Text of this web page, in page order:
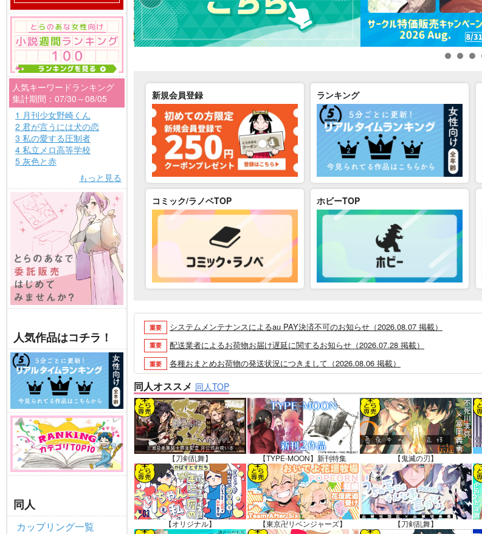
人気キーワードランキング
集計期間：07/30～08/05
1 月刊少女野崎くん
2 君が言うには犬の恋
3 私の愛する圧制者
4 私立メロ高等学校
5 灰色と赤
もっと見る
人気作品はコチラ！
同人
カップリング一覧
新規会員登録 ランキング
コミック/ラノベTOP ホビーTOP
重要 システムメンテナンスによるau PAY決済不可のお知らせ（2026.08.07 掲載）
重要 配送業者によるお荷物お届け遅延に関するお知らせ（2026.07.28 掲載）
重要 各種おまとめお荷物の発送状況につきまして（2026.08.06 掲載）
重要 【2026/5/7より】再販投票システム・アップデートのお知らせ（2026.05.07 掲載）
重要 【2026/4/1より】とらのあなプレミアム、新支払い方法＆新プラン導入のお知らせ（
重要 おまとめサイクル「定期便(月2)」一般会員様の利用再開のお知らせ（2026.02.05 掲載）
重要 「とらのあな×駿河屋日本橋乙女同人誌館」通販店頭受取サービス開始のお知らせ（
重要 【2025/12/1より】「通販ポイント⇒とらコイン変換キャンペーン」終了のお知らせ（
重要 個人情報保護方針の改定について（2025.09.19 更新｜2025.08.01 掲載）
重要 ポイント付与・管理体制改定のお知らせ（2024.11.20 掲載）
全てのお知らせを見る
同人オススメ 同人TOP
【刀剣乱舞】 【TYPE-MOON】新刊特集 【鬼滅の刃】
【オリジナル】 【東京卍リベンジャーズ】 【刀剣乱舞】